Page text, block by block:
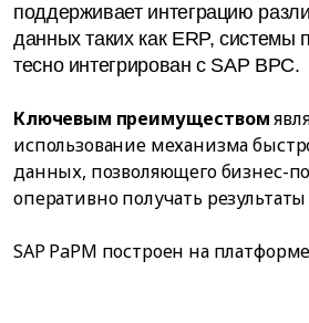
поддерживает интеграцию
данных таких как ERP, системы
тесно интегрирован с SAP BPC.
Ключевым преимуществом
использование механизма
данных, позволяющего бизнес-
оперативно получать результаты
SAP PaPM построен на